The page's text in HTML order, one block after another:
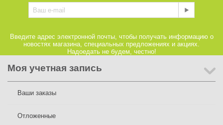
Введите адрес электронной почты, чтобы получать информацию о
новостях магазина, специальных предложениях и акциях.
Надоедать не будем, честно!
Моя учетная запись
Ваши заказы
Отложенные